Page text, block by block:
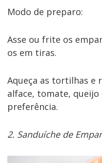
Modo de preparo:
Asse ou frite os
os em tiras.
Aqueça as tortilhas e
alface, tomate, queijo
preferência.
2. Sanduíche de